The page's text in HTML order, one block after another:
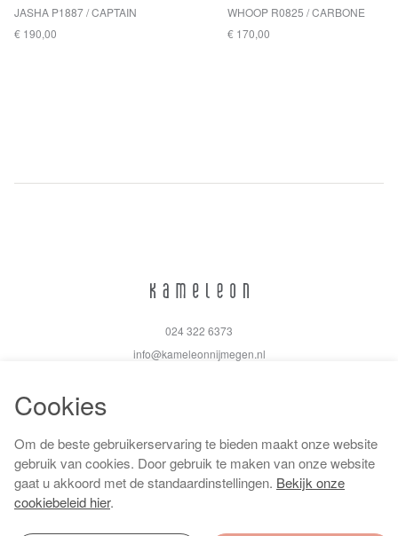
JASHA P1887 / CAPTAIN
€ 190,00
WHOOP R0825 / CARBONE
€ 170,00
024 322 6373
info@kameleonnijmegen.nl
Algemene voorwaarden
Privacy policy
Cookiebeleid
Cookies
Om de beste gebruikerservaring te bieden maakt onze website
gebruik van cookies. Door gebruik te maken van onze website
gaat u akkoord met de standaardinstellingen. Bekijk onze
cookiebeleid hier.